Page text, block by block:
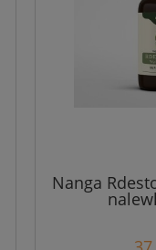
Nanga